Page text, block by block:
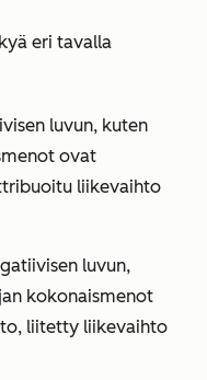
eri tavalla
luvun, kuten
ovat
liikevaihto
luvun,
kokonaismenot
liitetty liikevaihto